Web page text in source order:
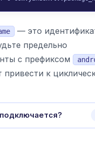
— это
предельно
с префиксом
привести к